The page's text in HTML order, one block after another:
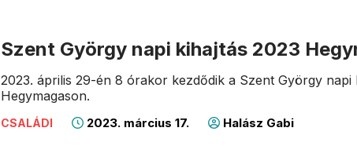
Szent György napi kihajtás 2023
2023. április 29-én 8 órakor kezdődik a Szent György napi
Hegymagason.
CSALÁDI 2023. március 17. Halász Gabi